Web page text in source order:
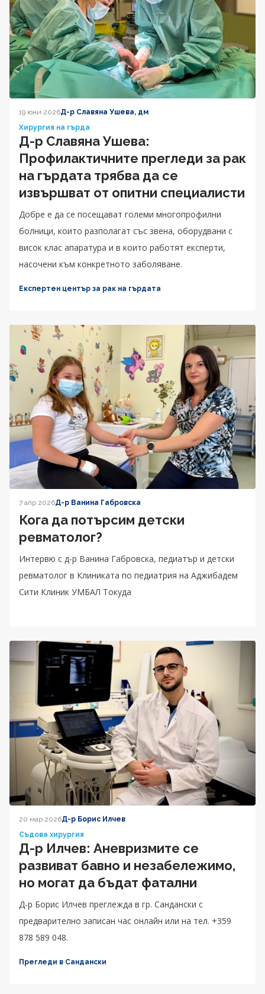
19 юни 2026Д-р Славяна Ушева, дм
Хирургия на гърда
Д-р Славяна Ушева:
Профилактичните прегледи за рак
на гърдата трябва да се
извършват от опитни специалисти
Добре е да се посещават големи многопрофилни
болници, които разполагат със звена, оборудвани с
висок клас апаратура и в които работят експерти,
насочени към конкретното заболяване.
Експертен център за рак на гърдата
7 апр 2026Д-р Ванина Габровска
Кога да потърсим детски
ревматолог?
Интервю с д-р Ванина Габровска, педиатър и детски
ревматолог в Клиниката по педиатрия на Аджибадем
Сити Клиник УМБАЛ Токуда
20 мар 2026Д-р Борис Илчев
Съдова хирургия
Д-р Илчев: Аневризмите се
развиват бавно и незабележимо,
но могат да бъдат фатални
Д-р Борис Илчев преглежда в гр. Сандански с
предварително записан час онлайн или на тел. +359
878 589 048.
Прегледи в Сандански